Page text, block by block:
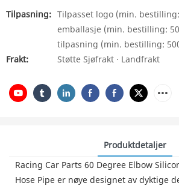
Tilpasning: Tilpasset logo (min.
emballasje (min. bestilling:
tilpasning (min. bestilling:
Frakt:
Støtte Sjøfrakt · Landfrakt
Produktdetaljer
Racing Car Parts 60 Degree Elbow
Hose Pipe er nøye designet av dyktige